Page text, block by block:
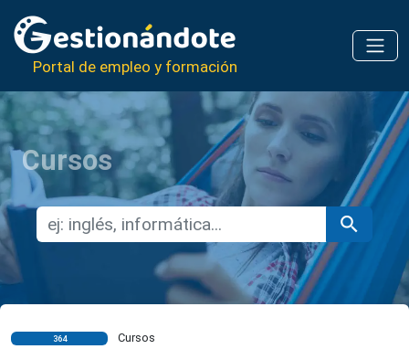
Portal de empleo y formación
Cursos
364 Cursos